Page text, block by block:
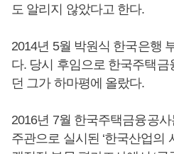
도 알리지 않았다고 한다.
2014년 5월 박원식 한국은행
다. 당시 후임으로 한국주택
던 그가 하마평에 올랐다.
2016년 7월 한국주택금융공
주관으로 실시된 ‘한국산업의